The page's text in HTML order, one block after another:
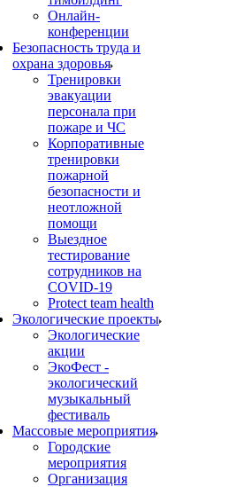
Онлайн-
конференции
Безопасность труда и
охрана здоровья
Тренировки
эвакуации
персонала при
пожаре и ЧС
Корпоративные
тренировки
пожарной
безопасности и
неотложной
помощи
Выездное
тестирование
сотрудников на
COVID-19
Protect team health
Экологические проекты
Экологические
акции
ЭкоФест -
экологический
музыкальный
фестиваль
Массовые мероприятия
Городские
мероприятия
Организация